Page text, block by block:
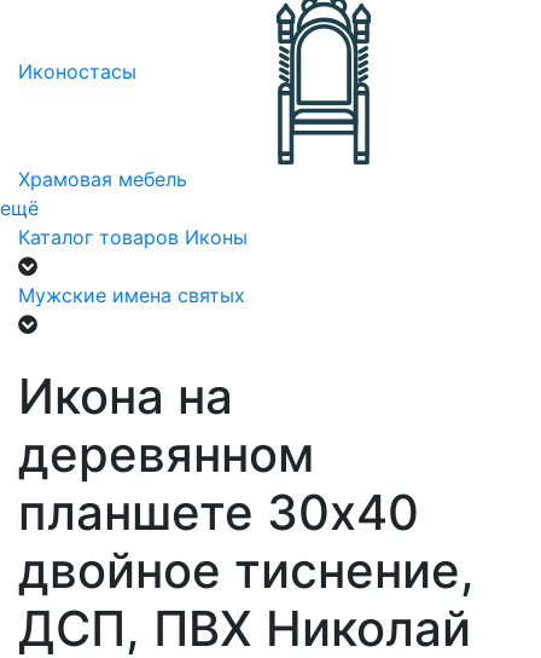
Иконостасы
Храмовая мебель
ещё
Каталог товаров Иконы
Мужские имена святых
Икона на
деревянном
планшете 30х40
двойное тиснение,
ДСП, ПВХ Николай